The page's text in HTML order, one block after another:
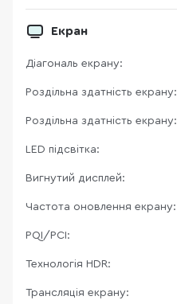
Екран
Діагональ екрану:
Роздільна здатність екрану:
Роздільна здатність екрану:
LED підсвітка:
Вигнутий дисплей:
Частота оновлення екрану:
PQI/PCI:
Технологія HDR:
Трансляція екрану: